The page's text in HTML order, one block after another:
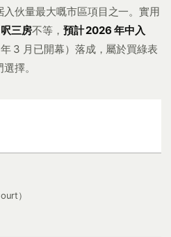
入伙量最大嘅市區項目之一。實用
三房不等， 預計 2026 年中入
3 月已開幕）落成，屬於買綠表
擇。
）